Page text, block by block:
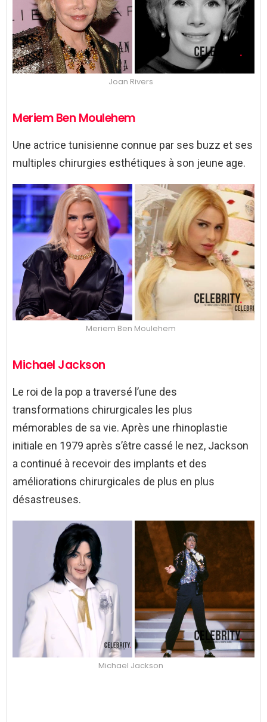
Joan Rivers
Meriem Ben Moulehem
Une actrice tunisienne connue par ses buzz et ses
multiples chirurgies esthétiques à son jeune age.
Meriem Ben Moulehem
Michael Jackson
Le roi de la pop a traversé l’une des
transformations chirurgicales les plus
mémorables de sa vie. Après une rhinoplastie
initiale en 1979 après s’être cassé le nez, Jackson
a continué à recevoir des implants et des
améliorations chirurgicales de plus en plus
désastreuses.
Michael Jackson